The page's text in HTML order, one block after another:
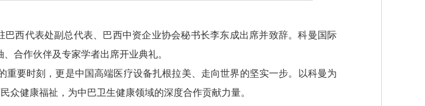
西代表处副总代表、巴西中资企业协会秘书长李东成出席并致辞。科曼国际
合作伙伴及专家学者出席开业典礼。
要时刻，更是中国高端医疗设备扎根拉美、走向世界的坚实一步。以科曼为
众健康福祉，为中巴卫生健康领域的深度合作贡献力量。